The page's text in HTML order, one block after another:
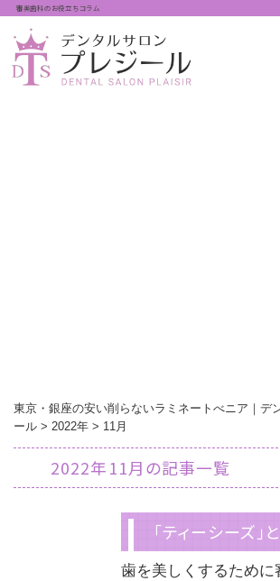
審美歯科のお役立ちコラム
東京・銀座の安い削らないラミネートべニア｜デ
ール> 2022年> 11月
2022年11月の記事一覧
「ティーシーズ」
歯を美しくするために